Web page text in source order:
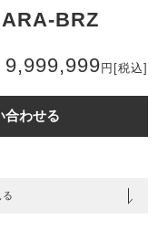
BRZ
9,999,999 円 [税込]
合わせる